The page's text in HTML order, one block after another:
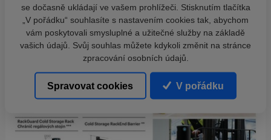
se dočasně ukládají ve vašem prohlížeči. Stisknutím tlačítka
„V pořádku“ souhlasíte s nastavením cookies tak, abychom
vám poskytovali smysluplné a užitečné služby na základě
vašich údajů. Svůj souhlas můžete kdykoli změnit na stránce
zpracování osobních údajů.
Spravovat cookies V pořádku